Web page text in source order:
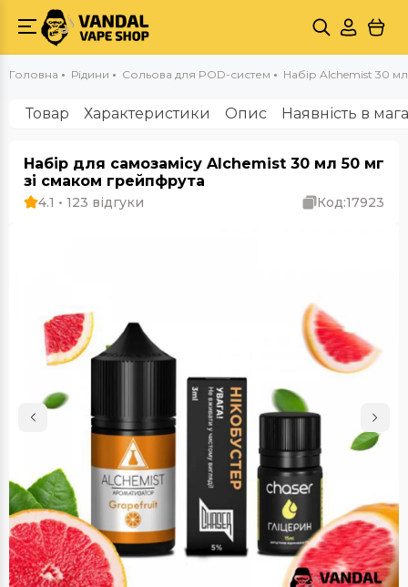
Головна Рідини Сольова для POD-систем Набір Alchemist 30
Товар Характеристики Опис Наявність в
Набір для самозамісу Alchemist 30 мл 50 мг
зі смаком грейпфрута
4.1 • 123 відгуки Код:17923